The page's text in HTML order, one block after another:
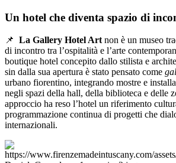
Un hotel che diventa spazio di
📌 La Gallery Hotel Artnon è un museo
di incontro tra l’ospitalità e l’arte
boutique hotel concepito dallo stilista e
sin dalla sua apertura è stato pensato come
urbano fiorentino, integrando mostre e
negli spazi della hall, della biblioteca e delle
approccio ha reso l’hotel un riferimento
programmazione continua di progetti che
internazionali.